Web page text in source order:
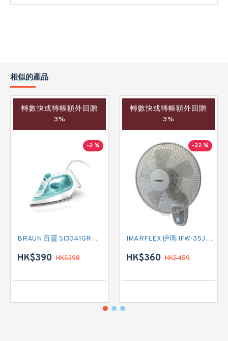
相似的產品
轉數快或轉帳額外回贈
3%
-2 %
BRAUN 百靈 SI3041GR 蒸氣熨斗
HK$390 HK$398
轉數快或轉帳額外回贈
3%
-22 %
IMARFLEX 伊瑪 IFW-35J2 掛牆扇
HK$360 HK$459